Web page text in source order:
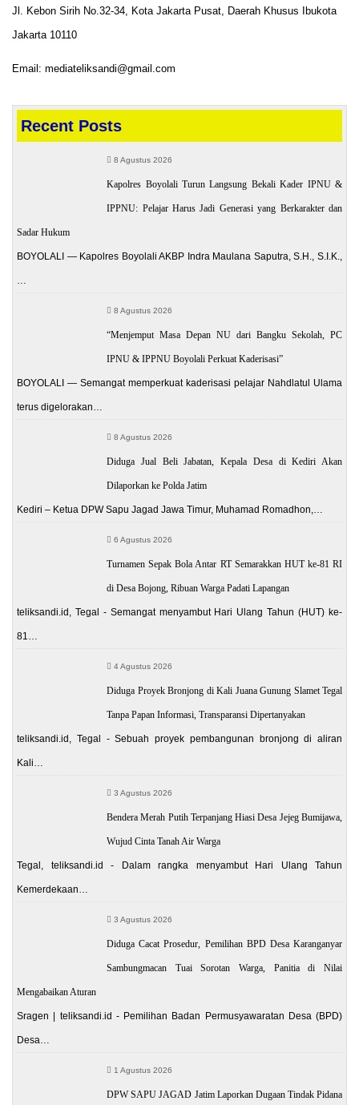
Jl. Kebon Sirih No.32-34, Kota Jakarta Pusat, Daerah Khusus Ibukota
Jakarta 10110
Email: mediateliksandi@gmail.com
Recent Posts
8 Agustus 2026
Kapolres Boyolali Turun Langsung Bekali Kader IPNU &
IPPNU: Pelajar Harus Jadi Generasi yang Berkarakter dan
Sadar Hukum
BOYOLALI — Kapolres Boyolali AKBP Indra Maulana Saputra, S.H., S.I.K.,
…
8 Agustus 2026
“Menjemput Masa Depan NU dari Bangku Sekolah, PC
IPNU & IPPNU Boyolali Perkuat Kaderisasi”
BOYOLALI — Semangat memperkuat kaderisasi pelajar Nahdlatul Ulama
terus digelorakan…
8 Agustus 2026
Diduga Jual Beli Jabatan, Kepala Desa di Kediri Akan
Dilaporkan ke Polda Jatim
Kediri – Ketua DPW Sapu Jagad Jawa Timur, Muhamad Romadhon,…
6 Agustus 2026
Turnamen Sepak Bola Antar RT Semarakkan HUT ke-81 RI
di Desa Bojong, Ribuan Warga Padati Lapangan
teliksandi.id, Tegal - Semangat menyambut Hari Ulang Tahun (HUT) ke-
81…
4 Agustus 2026
Diduga Proyek Bronjong di Kali Juana Gunung Slamet Tegal
Tanpa Papan Informasi, Transparansi Dipertanyakan
teliksandi.id, Tegal - Sebuah proyek pembangunan bronjong di aliran
Kali…
3 Agustus 2026
Bendera Merah Putih Terpanjang Hiasi Desa Jejeg Bumijawa,
Wujud Cinta Tanah Air Warga
Tegal, teliksandi.id - Dalam rangka menyambut Hari Ulang Tahun
Kemerdekaan…
3 Agustus 2026
Diduga Cacat Prosedur, Pemilihan BPD Desa Karanganyar
Sambungmacan Tuai Sorotan Warga, Panitia di Nilai
Mengabaikan Aturan
Sragen | teliksandi.id - Pemilihan Badan Permusyawaratan Desa (BPD)
Desa…
1 Agustus 2026
DPW SAPU JAGAD Jatim Laporkan Dugaan Tindak Pidana